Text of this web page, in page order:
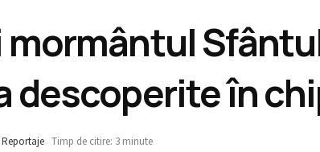
mormântul
descoperite în
Reportaje Timp de citire: 3 minute